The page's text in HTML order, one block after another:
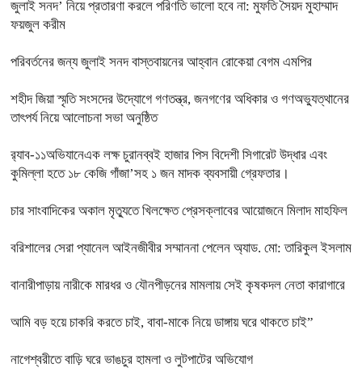
জুলাই সনদ’ নিয়ে প্রতারণা করলে পরিণতি ভালো হবে না: মুফতি সৈয়দ মুহাম্মাদ
ফয়জুল করীম
পরিবর্তনের জন্য জুলাই সনদ বাস্তবায়নের আহ্বান রোকেয়া বেগম এমপির
শহীদ জিয়া স্মৃতি সংসদের উদ্যোগে গণতন্ত্র, জনগণের অধিকার ও গণঅভ্যুত্থানের
তাৎপর্য নিয়ে আলোচনা সভা অনুষ্ঠিত
র‌্যাব-১১অভিযানেএক লক্ষ চুরানব্বই হাজার পিস বিদেশী সিগারেট উদ্ধার এবং
কুমিল্লা হতে ১৮ কেজি গাঁজা’সহ ১ জন মাদক ব্যবসায়ী গ্রেফতার।
চার সাংবাদিকের অকাল মৃত্যুতে খিলক্ষেত প্রেসক্লাবের আয়োজনে মিলাদ মাহফিল
বরিশালের সেরা প্যানেল আইনজীবীর সম্মাননা পেলেন অ্যাড. মো: তারিকুল ইসলাম
বানারীপাড়ায় নারীকে মারধর ও যৌনপীড়নের মামলায় সেই কৃষকদল নেতা কারাগারে
আমি বড় হয়ে চাকরি করতে চাই, বাবা-মাকে নিয়ে ডাঙ্গায় ঘরে থাকতে চাই”
নাগেশ্বরীতে বাড়ি ঘরে ভাঙচুর হামলা ও লুটপাটের অভিযোগ